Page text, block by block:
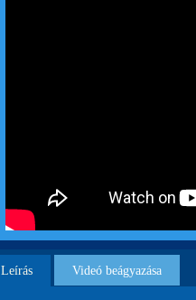
Leírás Videó beágyazása